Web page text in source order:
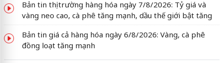
Bản tin thị trường hàng hóa ngày 7/8/2026: Tỷ giá và
vàng neo cao, cà phê tăng mạnh, dầu thế giới bật tăng
Bản tin giá cả hàng hóa ngày 6/8/2026: Vàng, cà phê
đồng loạt tăng mạnh